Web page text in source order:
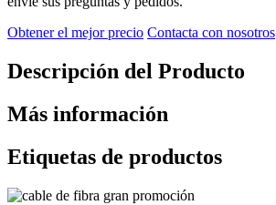
Obtener el mejor precio Contacta con nosotros
Descripción del Producto
Más información
Etiquetas de productos